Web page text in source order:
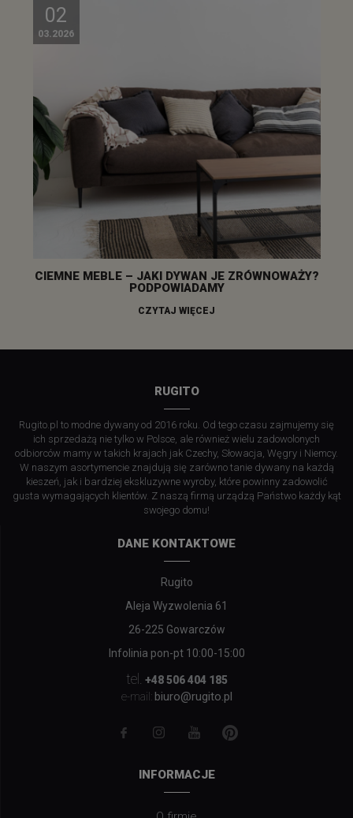
02
03.2026
CIEMNE MEBLE – JAKI DYWAN JE ZRÓWNOWAŻY?
PODPOWIADAMY
CZYTAJ WIĘCEJ
RUGITO
Rugito.pl to modne dywany od 2016 roku. Od tego czasu zajmujemy się
ich sprzedażą nie tylko w Polsce, ale również wielu zadowolonych
odbiorców mamy w takich krajach jak Czechy, Słowacja, Węgry i Niemcy.
W naszym asortymencie znajdują się zarówno tanie dywany na każdą
kieszeń, jak i bardziej ekskluzywne wyroby, które powinny zadowolić
gusta wymagających klientów. Z naszą firmą urządzą Państwo każdy kąt
swojego domu!
DANE KONTAKTOWE
Rugito
Aleja Wyzwolenia 61
26-225 Gowarczów
Infolinia pon-pt 10:00-15:00
tel.
+48 506 404 185
e-mail: biuro@rugito.pl
INFORMACJE